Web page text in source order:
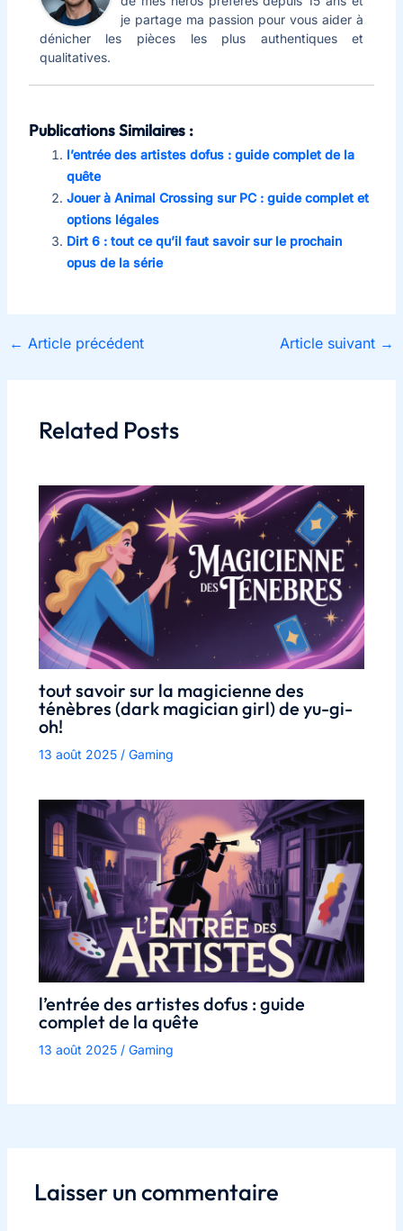
je partage ma passion pour vous aider à
dénicher les pièces les plus authentiques et
qualitatives.
Publications Similaires :
l’entrée des artistes dofus : guide complet de la
quête
Jouer à Animal Crossing sur PC : guide complet et
options légales
Dirt 6 : tout ce qu’il faut savoir sur le prochain
opus de la série
← Article précédent Article suivant →
Related Posts
tout savoir sur la magicienne des
ténèbres (dark magician girl) de yu-gi-
oh!
13 août 2025 / Gaming
l’entrée des artistes dofus : guide
complet de la quête
13 août 2025 / Gaming
Laisser un commentaire